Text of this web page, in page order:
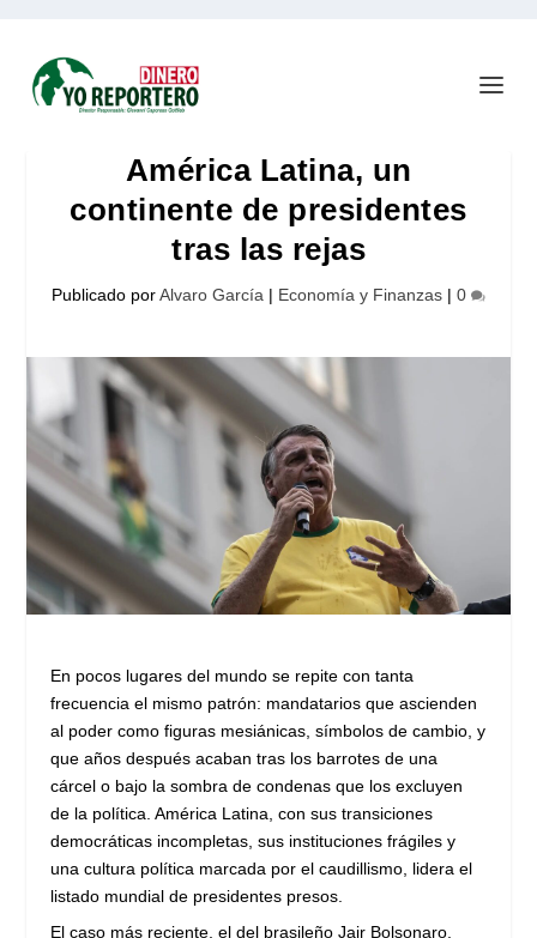
América Latina, un
continente de presidentes
tras las rejas
Publicado porAlvaro García | Economía y Finanzas | 0
En pocos lugares del mundo se repite con tanta
frecuencia el mismo patrón: mandatarios que ascienden
al poder como figuras mesiánicas, símbolos de cambio, y
que años después acaban tras los barrotes de una
cárcel o bajo la sombra de condenas que los excluyen
de la política. América Latina, con sus transiciones
democráticas incompletas, sus instituciones frágiles y
una cultura política marcada por el caudillismo, lidera el
listado mundial de presidentes presos.
El caso más reciente, el del brasileño Jair Bolsonaro,